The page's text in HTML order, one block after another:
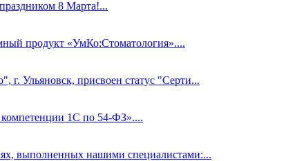
8 Марта!...
продукт «УмКо:Стоматология»....
Ульяновск, присвоен статус "Серти...
1С по 54-ФЗ»....
выполненных нашими специалистами:...